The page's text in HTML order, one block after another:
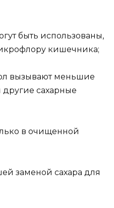
быть использованы,
кишечника;
вызывают меньшие
сахарные
в очищенной
заменой сахара для